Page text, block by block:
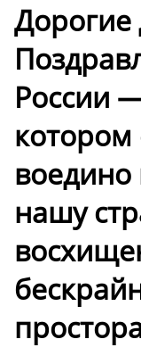
Дорогие
России
котором
воедино
нашу